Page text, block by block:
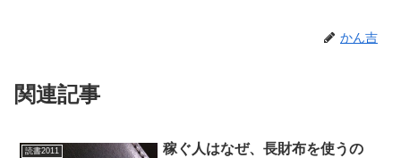
かん吉
関連記事
読書2011
稼ぐ人はなぜ、長財布を使うの